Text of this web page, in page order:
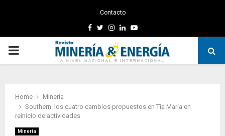
Contacto
Facebook
TwitterInstagram
LinkedinYoutube
PRIMARY
Home
Minería
Southern: los cuatro cambios propuestos en Tía María en
reinicio de actividades
Minería